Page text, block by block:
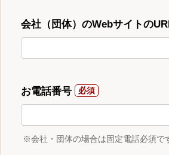
会社（団体）のWebサイトの
お電話番号
※会社・団体の場合は固定電話必須で